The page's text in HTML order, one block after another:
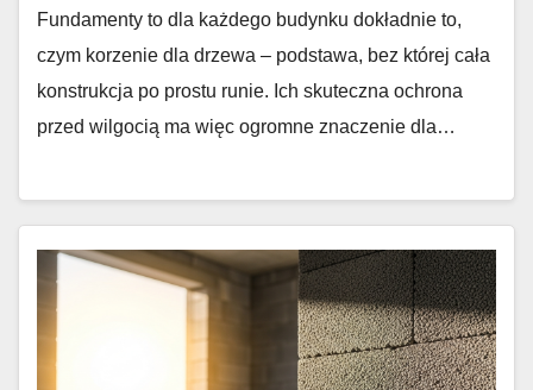
Fundamenty to dla każdego budynku dokładnie to,
czym korzenie dla drzewa – podstawa, bez której cała
konstrukcja po prostu runie. Ich skuteczna ochrona
przed wilgocią ma więc ogromne znaczenie dla…